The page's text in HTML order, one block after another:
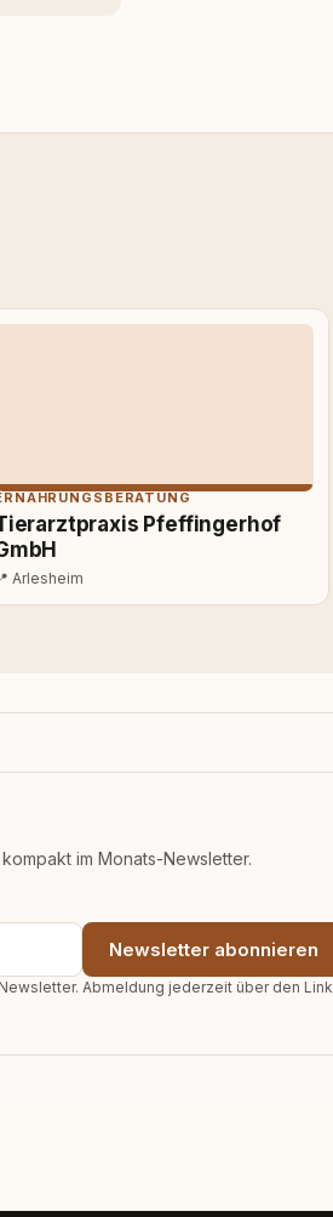
Pfeffingerhof
Arlesheim
im Monats-Newsletter.
Newsletter abonnieren
Abmeldung jederzeit über den Link